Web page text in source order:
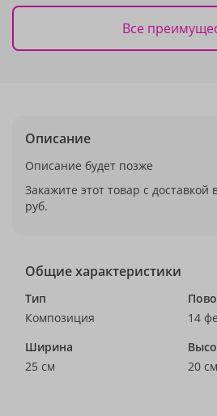
Все
Описание
Описание будет позже
Закажите этот товар с
руб.
Общие характеристики
Тип
Композиция
14
Ширина
25 см
20 см